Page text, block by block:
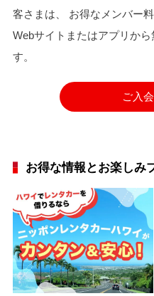
客さまは、
お得なメンバー
Webサイトまたはアプリか
す。
ご入
お得な情報とお楽しみ